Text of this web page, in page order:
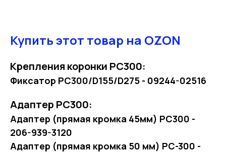
Купить этот товар на OZON
Крепления коронки PC300:
Фиксатор PC300/D155/D275 - 09244-02516
Адаптер PC300:
Адаптер (прямая кромка 45мм) PC300 -
206-939-3120
Адаптер (прямая кромка 50 мм) PC-300 -